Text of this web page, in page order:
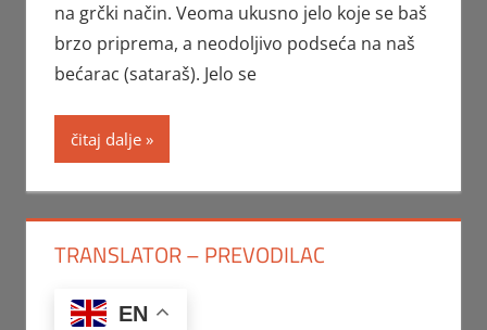
na grčki način. Veoma ukusno jelo koje se baš
brzo priprema, a neodoljivo podseća na naš
bećarac (sataraš). Jelo se
čitaj dalje
TRANSLATOR – PREVODILAC
EN